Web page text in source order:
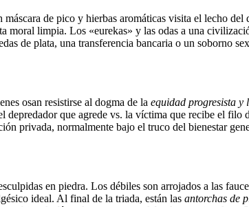
de pico y hierbas aromáticas visita el lecho del
moral limpia. Los «eurekas» y las odas a una
de plata, una transferencia bancaria o un soborno
osan resistirse al dogma de la equidad progresista
que agrede vs. la víctima que recibe el
privada, normalmente bajo el truco del bienestar
en piedra. Los débiles son arrojados a las
ideal. Al final de la triada, están las antorchas de